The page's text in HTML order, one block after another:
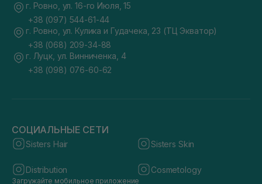
г. Ровно, ул. 16-го Июля, 15
+38 (097) 544-61-44
г. Ровно, ул. Кулика и Гудачека, 23 (ТЦ Экватор)
+38 (068) 209-34-88
г. Луцк, ул. Винниченка, 4
+38 (098) 076-60-62
СОЦИАЛЬНЫЕ СЕТИ
Sisters Hair Sisters Skin
Distribution Cosmetology
Загружайте мобильное приложение